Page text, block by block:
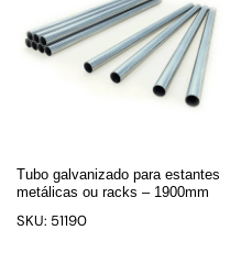
Tubo galvanizado para estantes
metálicas ou racks – 1900mm
SKU: 51190